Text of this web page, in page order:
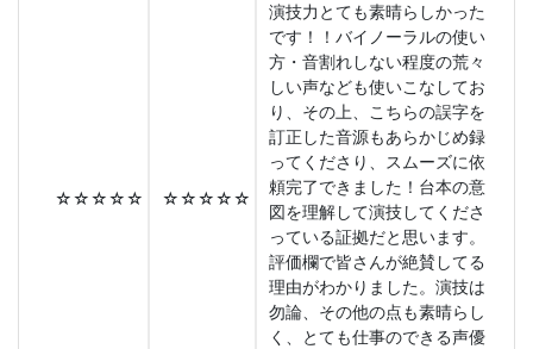
☆☆☆☆☆ ☆☆☆☆☆
演技力とても素晴らしかった
です！！バイノーラルの使い
方・音割れしない程度の荒々
しい声なども使いこなしてお
り、その上、こちらの誤字を
訂正した音源もあらかじめ録
ってくださり、スムーズに依
頼完了できました！台本の意
図を理解して演技してくださ
っている証拠だと思います。
評価欄で皆さんが絶賛してる
理由がわかりました。演技は
勿論、その他の点も素晴らし
く、とても仕事のできる声優